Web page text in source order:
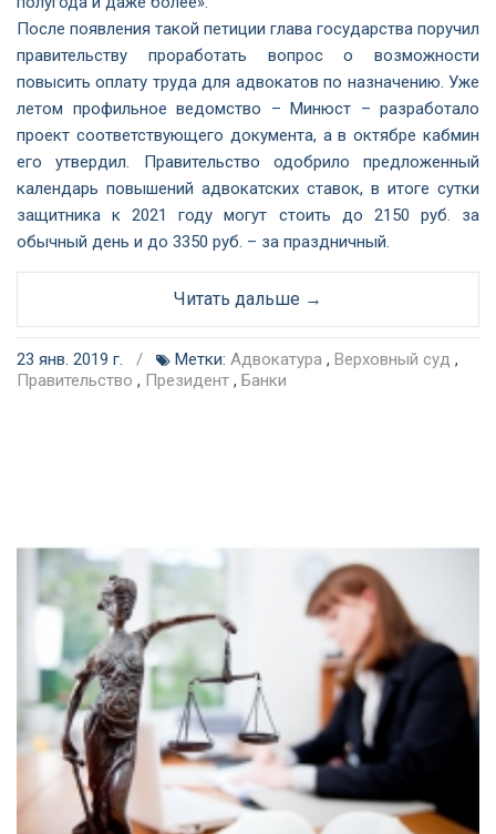
После появления такой петиции глава государства поручил
правительству проработать вопрос о возможности
повысить оплату труда для адвокатов по назначению. Уже
летом профильное ведомство – Минюст – разработало
проект соответствующего документа, а в октябре кабмин
его утвердил. Правительство одобрило предложенный
календарь повышений адвокатских ставок, в итоге сутки
защитника к 2021 году могут стоить до 2150 руб. за
обычный день и до 3350 руб. – за праздничный.
Читать дальше →
23 янв. 2019 г. / Метки: Адвокатура , Верховный суд ,
Правительство , Президент , Банки